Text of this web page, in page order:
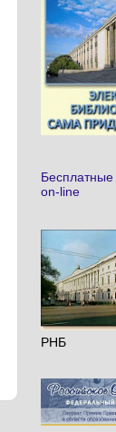
Бесплатные
on-line
РНБ